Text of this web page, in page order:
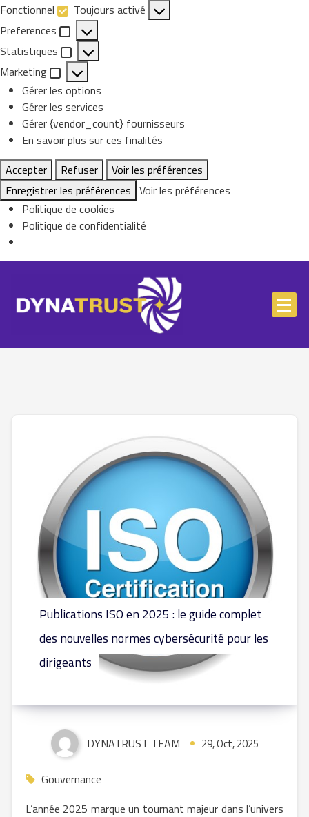
Fonctionnel
Fonctionnel
Toujours activé
Preferences
Preferences
Statistiques
Statistiques
Marketing
Marketing
Gérer les options
Gérer les services
Gérer {vendor_count} fournisseurs
En savoir plus sur ces finalités
Accepter
Refuser
Voir les préférences
Enregistrer les préférences Voir les préférences
Politique de cookies
Politique de confidentialité
content
Publications ISO en 2025 : le guide complet
des nouvelles normes cybersécurité pour les
dirigeants
DYNATRUST TEAM 29, Oct, 2025
Gouvernance
L’année 2025 marque un tournant majeur dans l’univers